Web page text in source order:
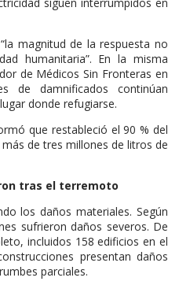
magnitud de la respuesta no
humanitaria”. En la misma
de Médicos Sin Fronteras en
de damnificados continúan
donde refugiarse.
que restableció el 90 % del
de tres millones de litros de
tras el terremoto
los daños materiales. Según
sufrieron daños severos. De
incluidos 158 edificios en el
presentan daños
parciales.